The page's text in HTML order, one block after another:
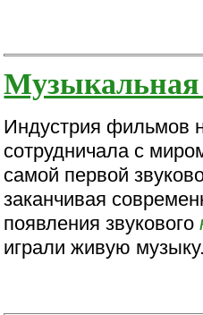
Музыкальная
Индустрия фильмов
сотрудничала с
самой первой
заканчивая
появления звукового
играли живую музыку.